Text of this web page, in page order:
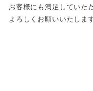
お客様にも満足していた
よろしくお願いいたしま